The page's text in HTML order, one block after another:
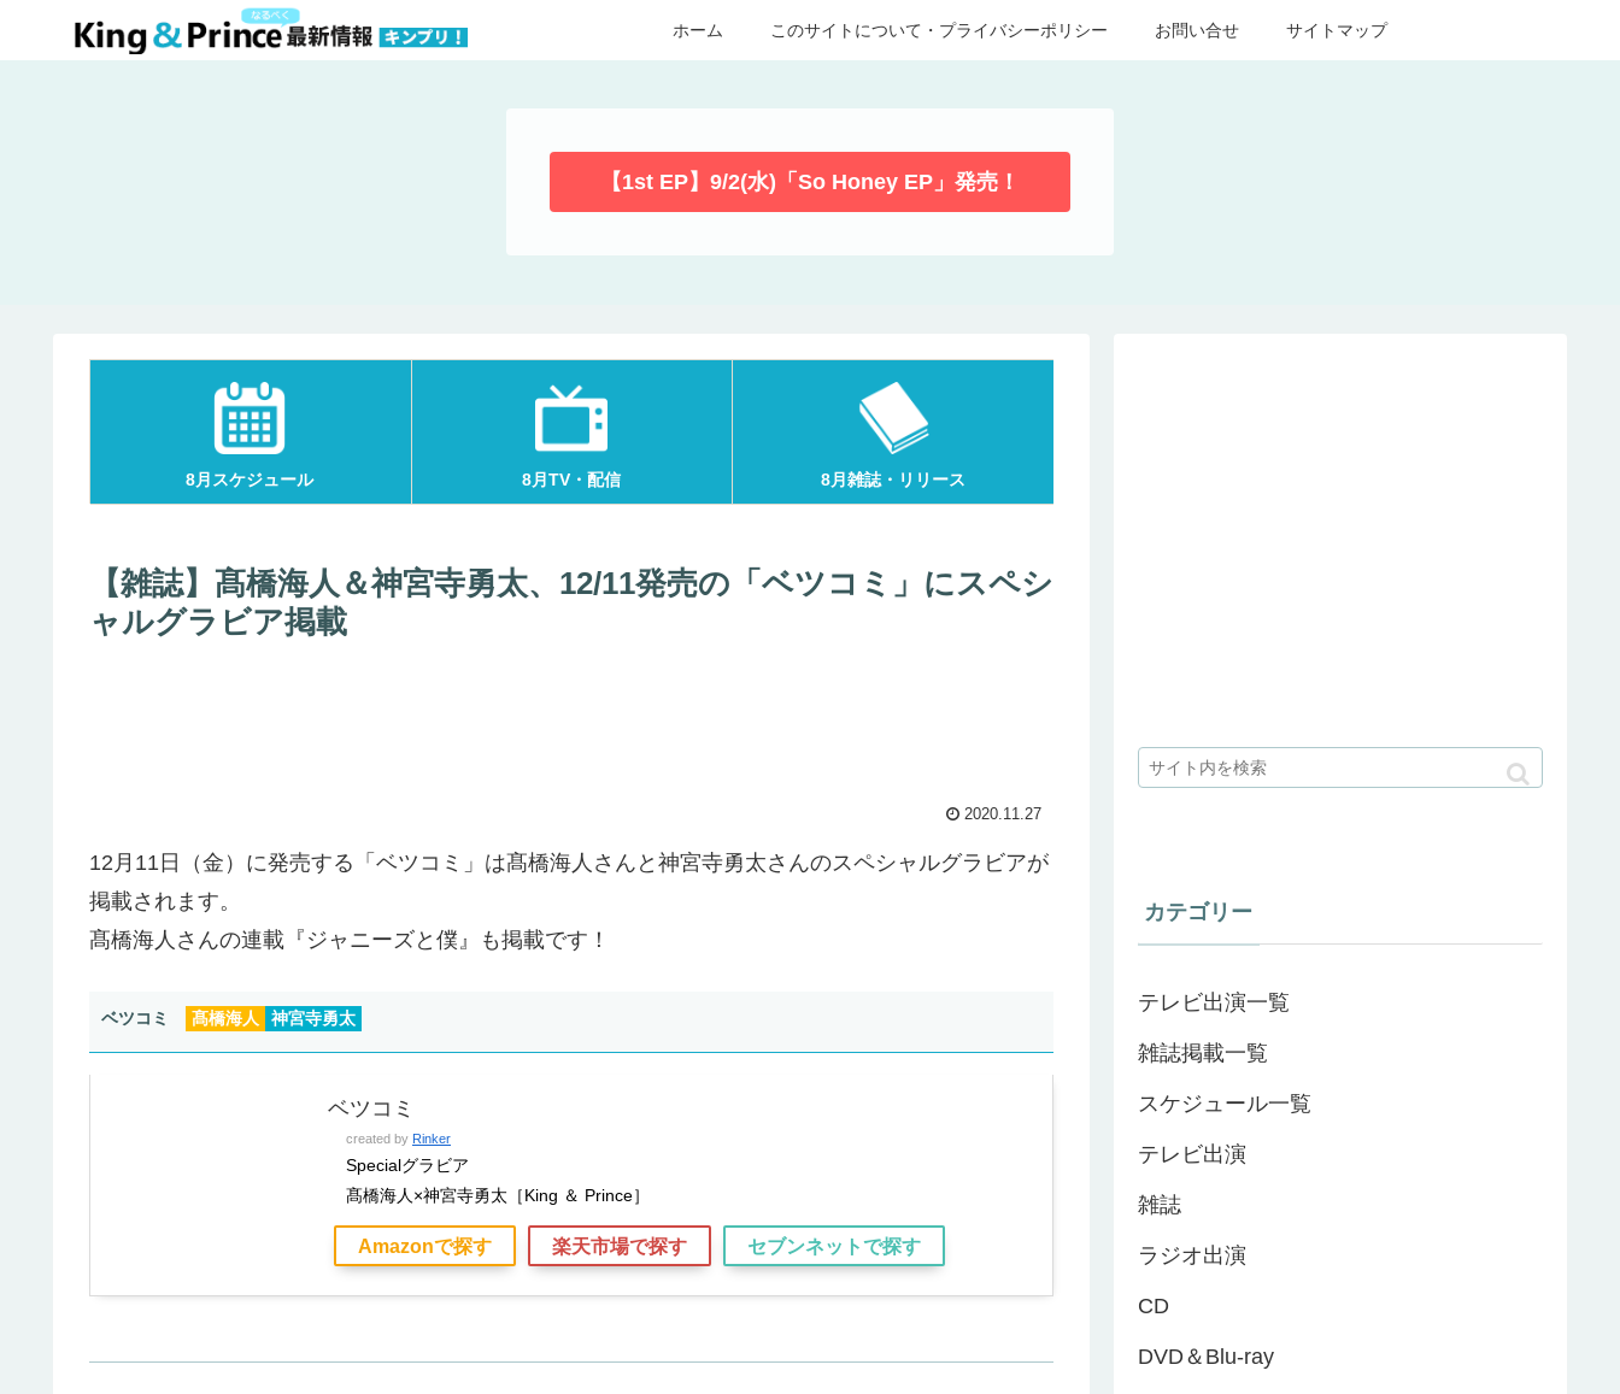
ホーム このサイトについて・プライバシーポリシー お問い合せ サイトマップ
【1st EP】9/2(水)「So Honey EP」発売！
8月スケジュール 8月TV・配信 8月雑誌・リリース
【雑誌】髙橋海人＆神宮寺勇太、12/11発売の「ベツコミ」にスペシ
ャルグラビア掲載
2020.11.27
12月11日（金）に発売する「ベツコミ」は髙橋海人さんと神宮寺勇太さんのスペシャルグラビアが
掲載されます。
髙橋海人さんの連載『ジャニーズと僕』も掲載です！
ベツコミ 髙橋海人 神宮寺勇太
ベツコミ
created by Rinker
Specialグラビア
髙橋海人×神宮寺勇太［King ＆ Prince］
Amazonで探す 楽天市場で探す セブンネットで探す
カテゴリー
テレビ出演一覧
雑誌掲載一覧
スケジュール一覧
テレビ出演
雑誌
ラジオ出演
CD
DVD＆Blu-ray